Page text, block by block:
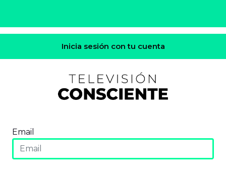
Inicia sesión con tu cuenta
Email